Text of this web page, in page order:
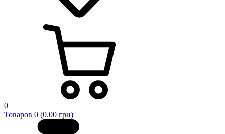
0
Товаров 0 (0.00 грн)